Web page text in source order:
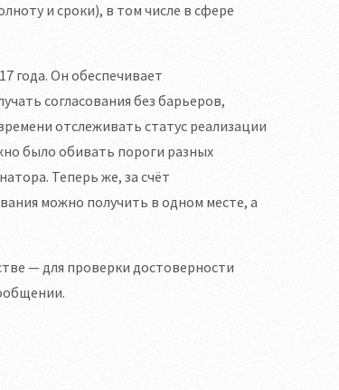
и сроки), в том числе в сфере
года. Он обеспечивает
согласования без барьеров,
отслеживать статус реализации
было обивать пороги разных
Теперь же, за счёт
можно получить в одном месте, а
— для проверки достоверности